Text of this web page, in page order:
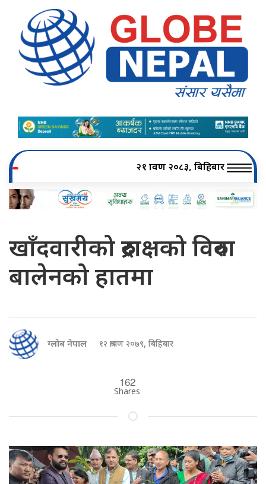
२१ श्रावण २०८३, बिहिबार
खाँदवारीको रुद्राक्षको विरुवा
बालेनको हातमा
ग्लोब नेपाल १२ श्रावण २०७९, बिहिबार
162
Shares